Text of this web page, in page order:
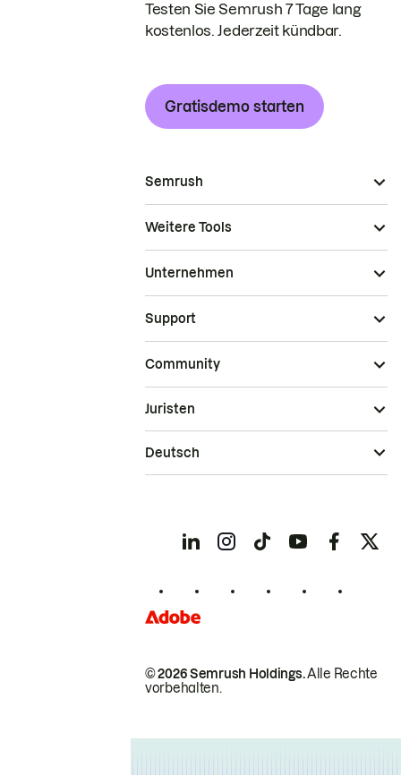
Testen Sie Semrush 7 Tage lang
kostenlos. Jederzeit kündbar.
Gratisdemo starten
Semrush
Weitere Tools
Unternehmen
Support
Community
© 2026 Semrush Holdings.Alle Rechte
vorbehalten.
Juristen
Deutsch